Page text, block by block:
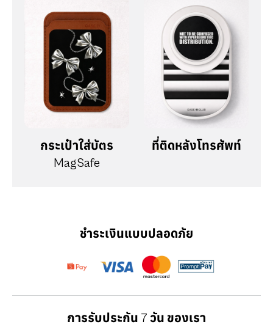
กระเป๋าใส่บัตร
MagSafe
ที่ติดหลังโทรศัพท์
ชำระเงินแบบปลอดภัย
การรับประกัน 7 วัน ของเรา